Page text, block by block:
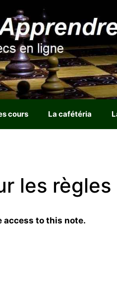
cours La cafétéria
les règles
access to this note.